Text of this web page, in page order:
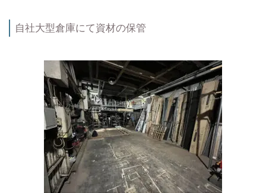
自社大型倉庫にて資材の保管